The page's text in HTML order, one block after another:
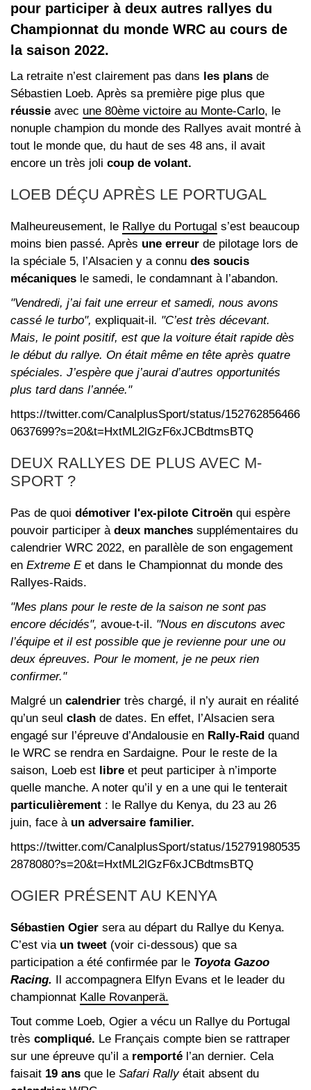
pour participer à deux autres rallyes du
Championnat du monde WRC au cours de
la saison 2022.
La retraite n’est clairement pas dans les plans de
Sébastien Loeb. Après sa première pige plus que
réussie avec une 80ème victoire au Monte-Carlo, le
nonuple champion du monde des Rallyes avait montré à
tout le monde que, du haut de ses 48 ans, il avait
encore un très joli coup de volant.
LOEB DÉÇU APRÈS LE PORTUGAL
Malheureusement, le Rallye du Portugal s’est beaucoup
moins bien passé. Après une erreur de pilotage lors de
la spéciale 5, l’Alsacien y a connu des soucis
mécaniques le samedi, le condamnant à l’abandon.
"Vendredi, j’ai fait une erreur et samedi, nous avons
cassé le turbo", expliquait-il. "C’est très décevant.
Mais, le point positif, est que la voiture était rapide dès
le début du rallye. On était même en tête après quatre
spéciales. J’espère que j’aurai d’autres opportunités
plus tard dans l’année."
https://twitter.com/CanalplusSport/status/152762856466
0637699?s=20&t=HxtML2lGzF6xJCBdtmsBTQ
DEUX RALLYES DE PLUS AVEC M-
SPORT ?
Pas de quoi démotiver l'ex-pilote Citroën qui espère
pouvoir participer à deux manches supplémentaires du
calendrier WRC 2022, en parallèle de son engagement
en Extreme Eet dans le Championnat du monde des
Rallyes-Raids.
"Mes plans pour le reste de la saison ne sont pas
encore décidés", avoue-t-il. "Nous en discutons avec
l’équipe et il est possible que je revienne pour une ou
deux épreuves. Pour le moment, je ne peux rien
confirmer."
Malgré un calendrier très chargé, il n’y aurait en réalité
qu’un seul clash de dates. En effet, l’Alsacien sera
engagé sur l’épreuve d’Andalousie en Rally-Raid quand
le WRC se rendra en Sardaigne. Pour le reste de la
saison, Loeb est libre et peut participer à n’importe
quelle manche. A noter qu’il y en a une qui le tenterait
particulièrement : le Rallye du Kenya, du 23 au 26
juin, face à un adversaire familier.
https://twitter.com/CanalplusSport/status/152791980535
2878080?s=20&t=HxtML2lGzF6xJCBdtmsBTQ
OGIER PRÉSENT AU KENYA
Sébastien Ogier sera au départ du Rallye du Kenya.
C’est via un tweet (voir ci-dessous) que sa
participation a été confirmée par le Toyota Gazoo
Racing. Il accompagnera Elfyn Evans et le leader du
championnat Kalle Rovanperä.
Tout comme Loeb, Ogier a vécu un Rallye du Portugal
très compliqué. Le Français compte bien se rattraper
sur une épreuve qu’il a remporté l’an dernier. Cela
faisait 19 ans que le Safari Rallyétait absent du